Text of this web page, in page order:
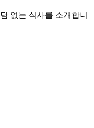
없는 식사를 소개합니